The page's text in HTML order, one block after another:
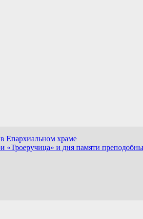
Епархиальном храме
и дня памяти